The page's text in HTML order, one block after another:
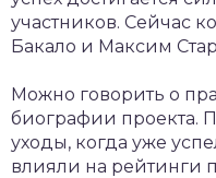
участников. Сейчас
Бакало и Максим
Можно говорить о
биографии проекта.
уходы, когда уже
влияли на рейтинги